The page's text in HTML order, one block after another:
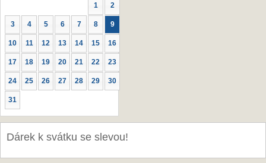
1 2
3 4 5 6 7 8 9
10 11 12 13 14 15 16
17 18 19 20 21 22 23
24 25 26 27 28 29 30
31
Dárek k svátku se slevou!